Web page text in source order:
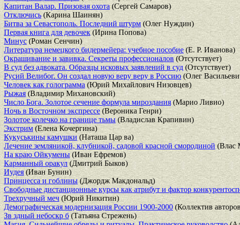
Капитан Валар. Призовая охота(Сергей Самаров)
Отключись(Карина Шаинян)
Битва за Севастополь. Последний штурм (Олег Нуждин)
Первая книга для девочек(Ирина Попова)
Минус(Роман Сенчин)
Литература немецкого бидермейера: учебное пособие(Е. Р. Иванова)
Окрашивание и завивка. Секреты профессионалов (Отсутствует)
В суд без адвоката. Образцы исковых заявлений в суд (Отсутствует)
Русий Велибог. Он создал новую веру веру в Россию (Олег
Человек как голограмма (Юрий Михайлович Низовцев)
Рыжая(Владимир Михановский)
Число Бога. Золотое сечение формула мироздания(Марио Ливио)
Ночь в Восточном экспрессе(Вероника Генри)
Золотое колечко на границе тьмы(Владислав Крапивин)
Экстрим(Елена Кочергина)
Кукуськины камушки (Наташа Цар ва)
Лечение земляникой, клубникой, садовой красной смородиной (Влас
На краю Ойкумены (Иван Ефремов)
Карманный оракул (Дмитрий Быков)
Иудея(Иван Бунин)
Принцесса и гоблины(Джордж Макдональд)
Свободные дистанционные курсы как атрибут и фактор
Трехручный меч (Юрий Никитин)
Демографическая модернизация России 1900-2000 (Коллектив
Зв здный небоскр б(Татьяна Стрежень)